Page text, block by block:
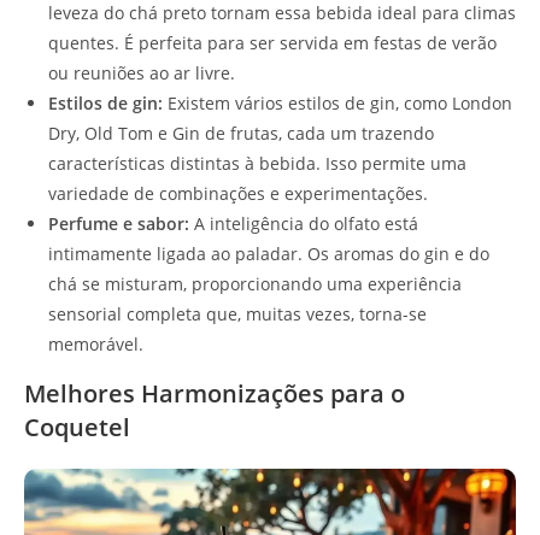
leveza do chá preto tornam essa bebida ideal para climas
quentes. É perfeita para ser servida em festas de verão
ou reuniões ao ar livre.
Estilos de gin: Existem vários estilos de gin, como London
Dry, Old Tom e Gin de frutas, cada um trazendo
características distintas à bebida. Isso permite uma
variedade de combinações e experimentações.
Perfume e sabor: A inteligência do olfato está
intimamente ligada ao paladar. Os aromas do gin e do
chá se misturam, proporcionando uma experiência
sensorial completa que, muitas vezes, torna-se
memorável.
Melhores Harmonizações para o
Coquetel